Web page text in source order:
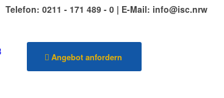
Telefon: 0211 - 171 489 - 0 | E-Mail: info@isc.nrw
Angebot anfordern